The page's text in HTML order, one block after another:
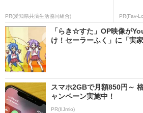
PR(愛知県共済生活協同組合) PR(Fav-
「らき☆すた」OP映像が
け！セーラーふく」に「実
スマホ2GBで月額850円～
ャンペーン実施中！
PR(IIJmio)